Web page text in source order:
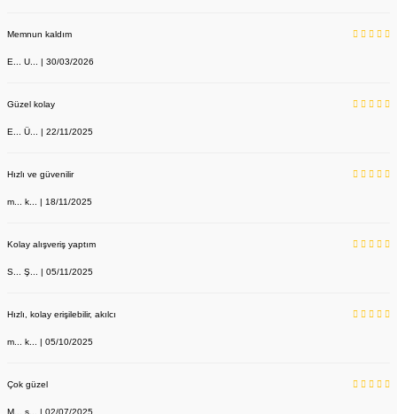
Memnun kaldım
E... U... | 30/03/2026
Güzel kolay
E... Ü... | 22/11/2025
Hızlı ve güvenilir
m... k... | 18/11/2025
Kolay alışveriş yaptım
S... Ş... | 05/11/2025
Hızlı, kolay erişilebilir, akılcı
m... k... | 05/10/2025
Çok güzel
M... s... | 02/07/2025